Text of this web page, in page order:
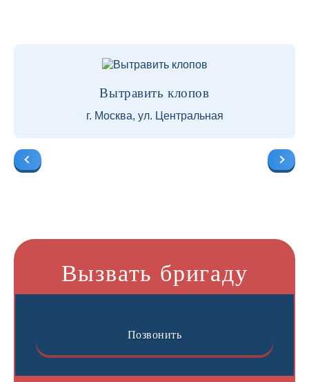
Вытравить клопов
г. Москва, ул. Центральная
Вызвать бригаду
Позвонить